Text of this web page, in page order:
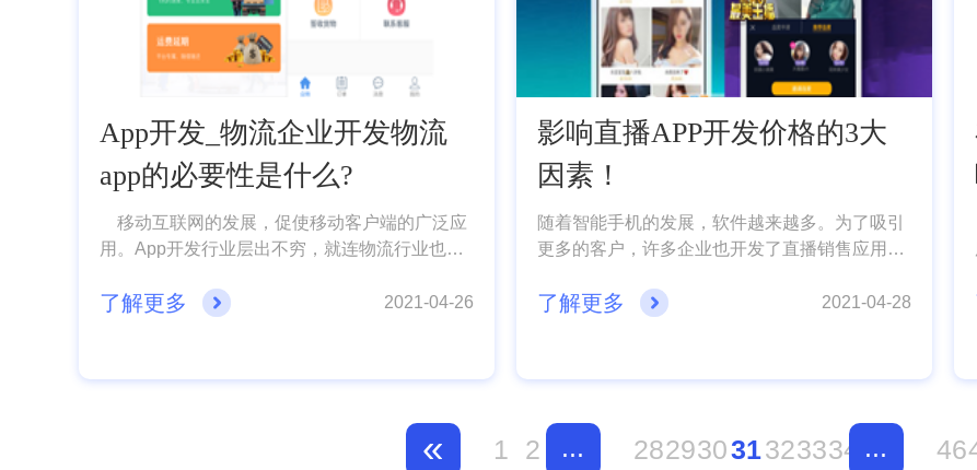
App开发_物流企业开发物流
app的必要性是什么?
移动互联网的发展，促使移动客户端的广泛应
用。App开发行业层出不穷，就连物流行业也不
确性。打造了信息传递的平台，从而大大推动物
大家分享一下关于物流企业App开发的必要性!
了解更多 2021-04-26
影响直播APP开发价格的3大
因素！
随着智能手机的发展，软件越来越多。为了吸引
更多的客户，许多企业也开发了直播销售应用。
开发一个要花多少钱呢?事实上，影响APP开发
发的难度，另外就是原生还是混合式，下面App
了解更多 2021-04-28
« 1 2 ... 28293031323334 ... 46